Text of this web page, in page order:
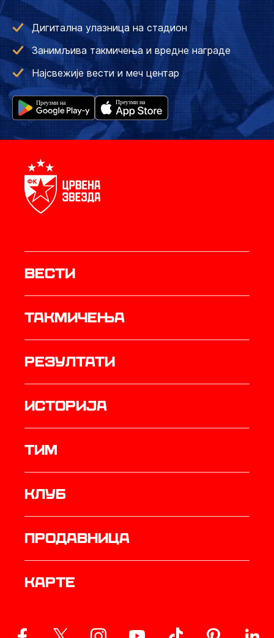
Дигитална улазница на стадион
Занимљива такмичења и вредне награде
Најсвежије вести и меч центар
Вести
Такмичења
резултати
историја
ТИМ
Клуб
продавница
Карте